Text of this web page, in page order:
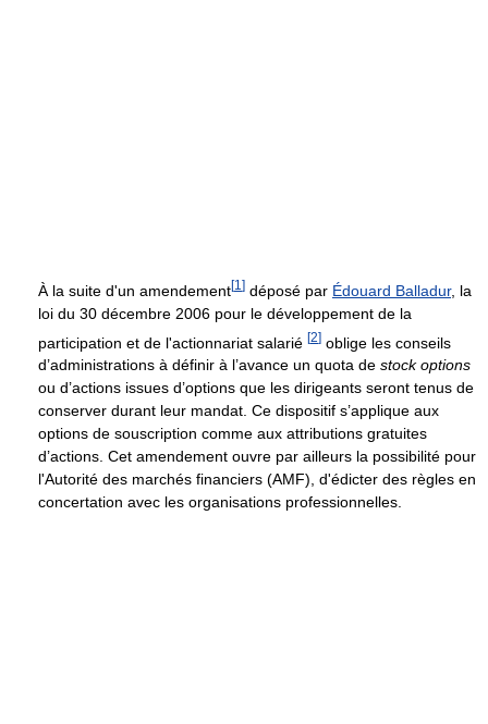
À la suite d'un amendement[1 ] déposé par Édouard Balladur, la
loi du 30 décembre 2006 pour le développement de la
participation et de l'actionnariat salarié [2] oblige les conseils
d’administrations à définir à l’avance un quota de stock options
ou d’actions issues d’options que les dirigeants seront tenus de
conserver durant leur mandat. Ce dispositif s’applique aux
options de souscription comme aux attributions gratuites
d’actions. Cet amendement ouvre par ailleurs la possibilité pour
l'Autorité des marchés financiers (AMF), d'édicter des règles en
concertation avec les organisations professionnelles.